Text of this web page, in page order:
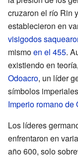
cruzaron el río Rin
establecieron en
visigodos
mismoen el 455.
existiendo en
Odoacro, un líder
símbolos
Imperio romano de
Los líderes
enfrentaron en
año 600, solo